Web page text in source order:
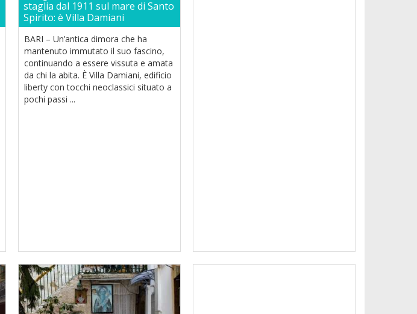
staglia dal 1911 sul mare di Santo
Spirito: è Villa Damiani
BARI – Un’antica dimora che ha
mantenuto immutato il suo fascino,
continuando a essere vissuta e amata
da chi la abita. È Villa Damiani, edificio
liberty con tocchi neoclassici situato a
pochi passi ...